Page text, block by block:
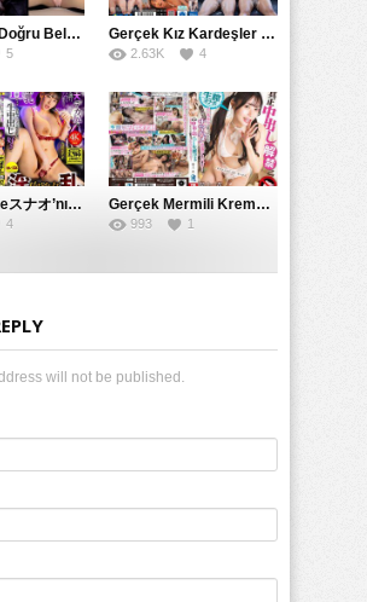
Belgeler ve Doğru Belgelendirmede DOCS’in Önemi
5
Gerçek Kız Kardeşler hipnoz ve zihin kontrolü altında liebe阴茎 için yalvaran kızlar: Mısakı Nemıne Mına Hınano
2.63K 4
CEAD İleNineスナオ’nın Çılgın ve Seksüel Dünyası: Büyük Kalçalar ve Çılgın İlişkiler
4
Gerçek Mermili Kremalı Pasta Büyük Dağıtımı, Ben Herkesin Özel Placesine Hizmet Eden En Üst Düzey Erotik Ürünler Günün Fırsatı
993 1
will not be published.